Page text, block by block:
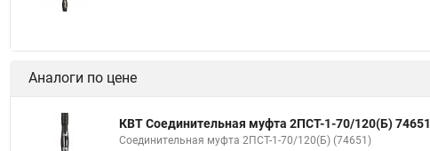
Аналоги по цене
КВТ Соединительная муфта 2ПСТ-1-70/120(Б) 74651
Соединительная муфта 2ПСТ-1-70/120(Б) (74651)